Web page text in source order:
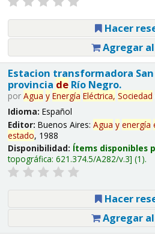
Hacer
Agregar
Estacion transformadora
provincia deRío Negro.
por Agua y Energía Eléctrica, Sociedad
Idioma: Español
Editor: Buenos Aires: Agua y energía
estado, 1988
Disponibilidad: Ítems disponibles
topográfica: 621.374.5/A282/v.3 (1).
Hacer
Agregar